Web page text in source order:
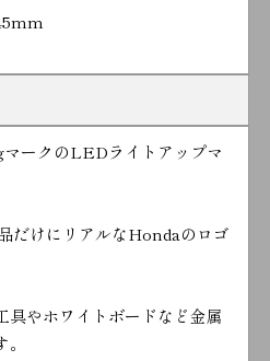
ークのLEDライトアップマ
だけにリアルなHondaのロゴ
具やホワイトボードなど金属